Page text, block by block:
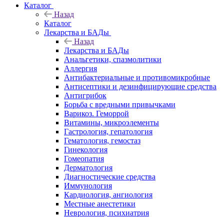
Каталог
Назад
Каталог
Лекарства и БАДы
Назад
Лекарства и БАДы
Анальгетики, спазмолитики
Аллергия
Антибактериальные и противомикробные
Антисептики и дезинфицирующие средства
Антигрибок
Борьба с вредными привычками
Варикоз. Геморрой
Витамины, микроэлементы
Гастрология, гепатология
Гематология, гемостаз
Гинекология
Гомеопатия
Дерматология
Диагностические средства
Иммунология
Кардиология, ангиология
Местные анестетики
Неврология, психиатрия